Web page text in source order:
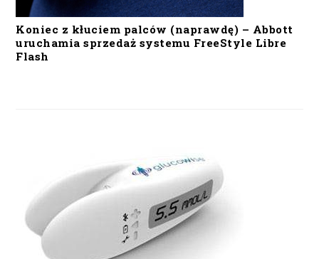
Koniec z kłuciem palców (naprawdę) – Abbott
uruchamia sprzedaż systemu FreeStyle Libre
Flash